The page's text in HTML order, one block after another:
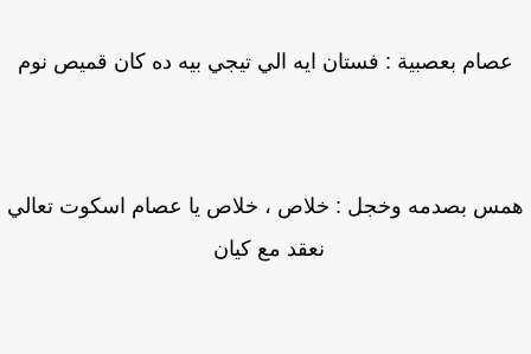
بعصبية : فستان ايه الي تيجي بيه ده كان قميص نوم
بصدمه وخجل : خلاص ، خلاص يا عصام اسكوت تعالي
نعقد مع كيان